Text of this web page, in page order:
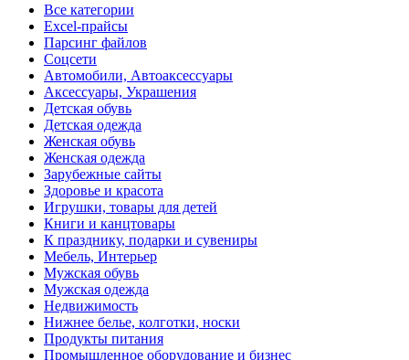
Все категории
Excel-прайсы
Парсинг файлов
Соцсети
Автомобили, Автоаксессуары
Аксессуары, Украшения
Детская обувь
Детская одежда
Женская обувь
Женская одежда
Зарубежные сайты
Здоровье и красота
Игрушки, товары для детей
Книги и канцтовары
К празднику, подарки и сувениры
Мебель, Интерьер
Мужская обувь
Мужская одежда
Недвижимость
Нижнее белье, колготки, носки
Продукты питания
Промышленное оборудование и бизнес